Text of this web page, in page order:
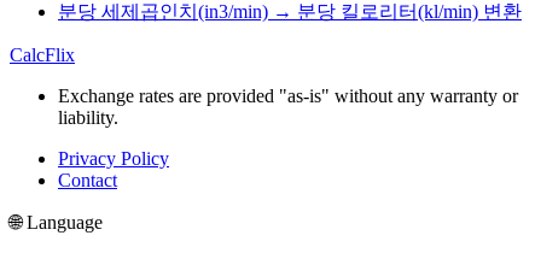
분당 세제곱인치(in3/min) → 분당 킬로리터(kl/min) 변환
CalcFlix
Exchange rates are provided "as-is" without any warranty or
liability.
Privacy Policy
Contact
🌐 Language